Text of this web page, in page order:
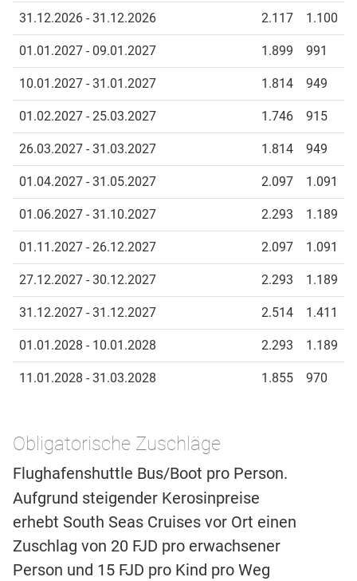
31.12.2026 - 31.12.2026 2.117 1.100
01.01.2027 - 09.01.2027 1.899 991
10.01.2027 - 31.01.2027 1.814 949
01.02.2027 - 25.03.2027 1.746 915
26.03.2027 - 31.03.2027 1.814 949
01.04.2027 - 31.05.2027 2.097 1.091
01.06.2027 - 31.10.2027 2.293 1.189
01.11.2027 - 26.12.2027 2.097 1.091
27.12.2027 - 30.12.2027 2.293 1.189
31.12.2027 - 31.12.2027 2.514 1.411
01.01.2028 - 10.01.2028 2.293 1.189
11.01.2028 - 31.03.2028 1.855 970
Obligatorische Zuschläge
Flughafenshuttle Bus/Boot pro Person.
Aufgrund steigender Kerosinpreise
erhebt South Seas Cruises vor Ort einen
Zuschlag von 20 FJD pro erwachsener
Person und 15 FJD pro Kind pro Weg